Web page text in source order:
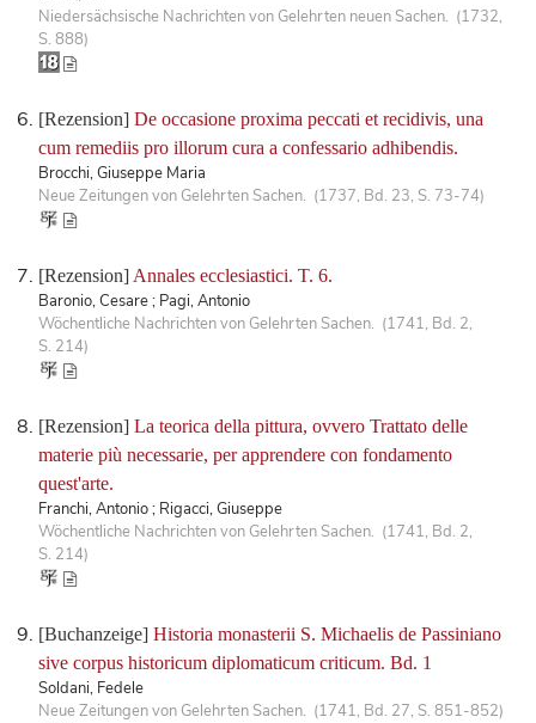
Niedersächsische Nachrichten von Gelehrten neuen Sachen. (1732,
S. 888)
[Rezension] De occasione proxima peccati et recidivis, una
cum remediis pro illorum cura a confessario adhibendis.
Brocchi, Giuseppe Maria
Neue Zeitungen von Gelehrten Sachen. (1737, Bd. 23, S. 73-74)
[Rezension] Annales ecclesiastici. T. 6.
Baronio, Cesare ; Pagi, Antonio
Wöchentliche Nachrichten von Gelehrten Sachen. (1741, Bd. 2,
S. 214)
[Rezension] La teorica della pittura, ovvero Trattato delle
materie più necessarie, per apprendere con fondamento
quest'arte.
Franchi, Antonio ; Rigacci, Giuseppe
Wöchentliche Nachrichten von Gelehrten Sachen. (1741, Bd. 2,
S. 214)
[Buchanzeige] Historia monasterii S. Michaelis de Passiniano
sive corpus historicum diplomaticum criticum. Bd. 1
Soldani, Fedele
Neue Zeitungen von Gelehrten Sachen. (1741, Bd. 27, S. 851-852)